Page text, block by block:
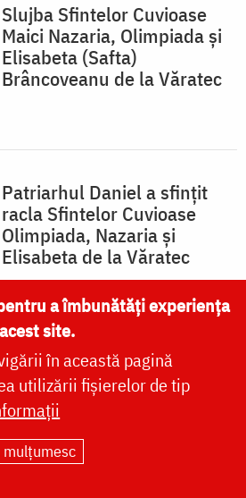
Slujba Sfintelor Cuvioase
Maici Nazaria, Olimpiada și
Elisabeta (Safta)
Brâncoveanu de la Văratec
Patriarhul Daniel a sfințit
racla Sfintelor Cuvioase
Olimpiada, Nazaria și
Elisabeta de la Văratec
Mihail Vrăjitoru
Hramul Mănăstirii Văratec și
proclamarea locală a
Cuvioase Olimpiada, Nazaria
a îmbunătăți experiența
site.
în această pagină
utilizării fișierelor de tip
mulțumesc